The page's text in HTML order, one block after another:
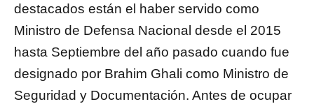
destacados están el haber servido como
Ministro de Defensa Nacional desde el 2015
hasta Septiembre del año pasado cuando fue
designado por Brahim Ghali como Ministro de
Seguridad y Documentación. Antes de ocupar